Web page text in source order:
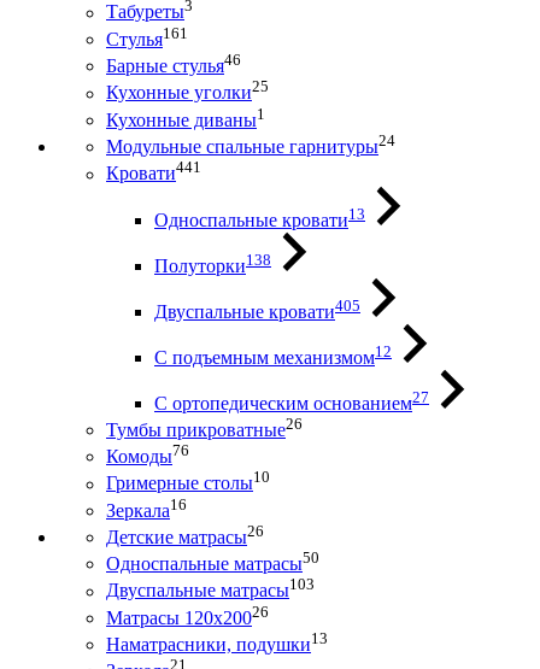
Табуреты3
Стулья161
Барные стулья46
Кухонные уголки25
Кухонные диваны1
Модульные спальные гарнитуры24
Кровати441
Односпальные кровати13
Полуторки138
Двуспальные кровати405
С подъемным механизмом12
С ортопедическим основанием27
Тумбы прикроватные26
Комоды76
Гримерные столы10
Зеркала16
Детские матрасы26
Односпальные матрасы50
Двуспальные матрасы103
Матрасы 120х20026
Наматрасники, подушки13
21